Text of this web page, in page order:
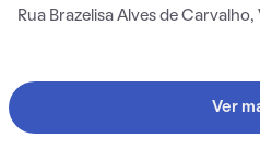
Rua Brazelisa Alves de Carvalho,
Ver